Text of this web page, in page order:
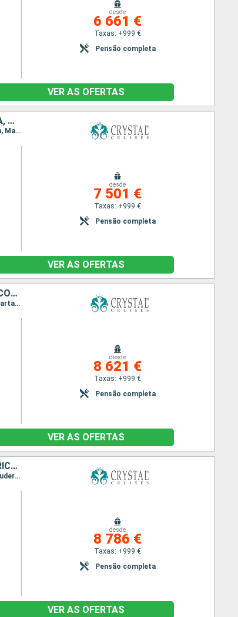
desde
6 661 €
Taxas: +999 €
Pensão completa
VER AS OFERTAS
CARAIBAS - MEXICO, REPÚBLICA DOMINICANA, ESTADOS UNIDOS, SANTA LÚCIA, CAIMÃO (ILHAS), JAMAICA, MARTINICA, PORTO RICO, GUADALUPE, JOST VAN DYKE, TORTOLA
Itinerário : Fort Lauderdale, Puerto Plata, Pointe a pitre, Fort de France, Basseterre (St Kitts), San Juan, Marigot Bay, Road Town, Jost Van Dyke, Punta Cana, Montego Bay, Grande Caiman, Cozumel, Fort Lauderdale
desde
7 501 €
Taxas: +999 €
Pensão completa
VER AS OFERTAS
CARAIBAS - MEXICO, BELIZE, SÃO TOMÁS, HONDURAS, COSTA RICA, PANAMA, COLÔMBIA, ARUBA, BONAIRE, GUADALUPE, SANTA LÚCIA, PORTO RICO, MARTINICA, DOMINICA, ANTÍGUA E BARBUDA, FRANÇA, TORTOLA, ESTADOS UNIDO
Itinerário : Fort Lauderdale, Cozumel, Belize City, São Tomás, Roatán, Puerto Limon, Colon - Panama, Cartagena, Oranjestad, Curaçao (Willemstad), Kralendijk, Pointe a pitre, Marigot Bay, San Juan, Basseterre (St Kitts), Fort de France, Roseau, Saint Johns, Gustavia, Road Town, Fort Lauderdale
desde
8 621 €
Taxas: +999 €
Pensão completa
VER AS OFERTAS
ESTADOS UNIDOS, SÃO TOMÁS, VIRGIN GORDA, ANTÍGUA E BARBUDA, PORTO RICO, REPÚBLICA DOMINICANA, CARAIBAS - MEXICO, BELIZE, HONDURAS, CAIMÃO (ILHAS), JAMAICA, BAHAMAS
Itinerário : Fort Lauderdale, São Thomás, Virgin Gorda, Saint Johns, San Juan, Samaná, Nassau, Fort Lauderdale, Cozumel, Belize City, São Tomás, Roatán, Grande Caiman, Baía de Ocho Rios, Nassau, Fort Lauderdale
desde
8 786 €
Taxas: +999 €
Pensão completa
VER AS OFERTAS